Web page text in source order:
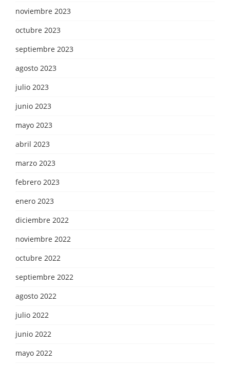
noviembre 2023
octubre 2023
septiembre 2023
agosto 2023
julio 2023
junio 2023
mayo 2023
abril 2023
marzo 2023
febrero 2023
enero 2023
diciembre 2022
noviembre 2022
octubre 2022
septiembre 2022
agosto 2022
julio 2022
junio 2022
mayo 2022